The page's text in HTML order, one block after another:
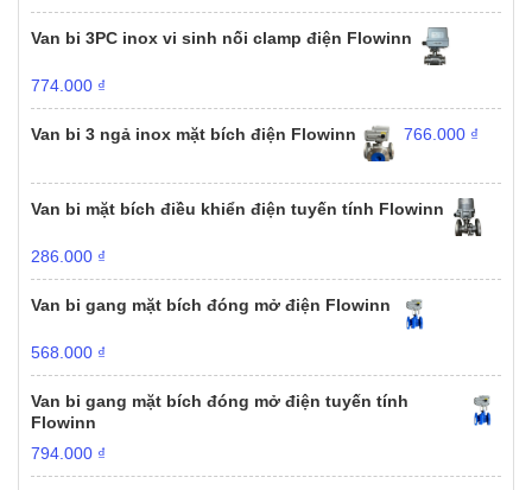
Van bi 3PC inox vi sinh nối clamp điện Flowinn
774.000 ₫
Van bi 3 ngả inox mặt bích điện Flowinn 766.000 ₫
Van bi mặt bích điều khiển điện tuyến tính Flowinn
286.000 ₫
Van bi gang mặt bích đóng mở điện Flowinn
568.000 ₫
Van bi gang mặt bích đóng mở điện tuyến tính
Flowinn
794.000 ₫